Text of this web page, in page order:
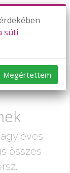
éves
összes
süti
Megértettem